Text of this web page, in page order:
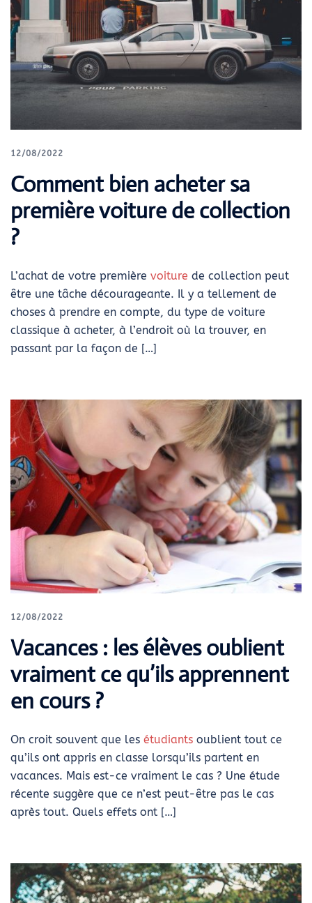
12/08/2022
Comment bien acheter sa
première voiture de collection
?
L’achat de votre première voiture de collection peut
être une tâche décourageante. Il y a tellement de
choses à prendre en compte, du type de voiture
classique à acheter, à l’endroit où la trouver, en
passant par la façon de […]
12/08/2022
Vacances : les élèves oublient
vraiment ce qu’ils apprennent
en cours ?
On croit souvent que les étudiants oublient tout ce
qu’ils ont appris en classe lorsqu’ils partent en
vacances. Mais est-ce vraiment le cas ? Une étude
récente suggère que ce n’est peut-être pas le cas
après tout. Quels effets ont […]